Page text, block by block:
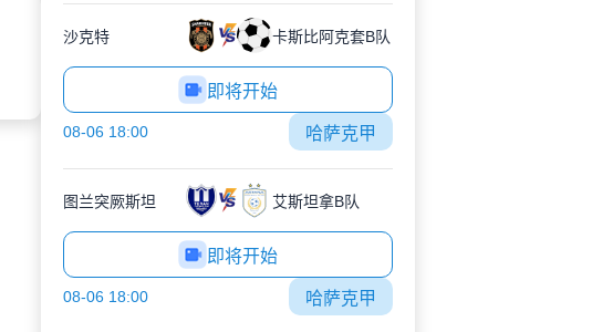
沙克特 卡斯比阿克套B队
即将开始
08-06 18:00 哈萨克甲
图兰突厥斯坦 艾斯坦拿B队
即将开始
08-06 18:00 哈萨克甲